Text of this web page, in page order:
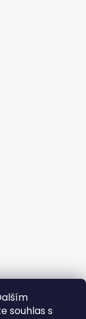
souhlas s